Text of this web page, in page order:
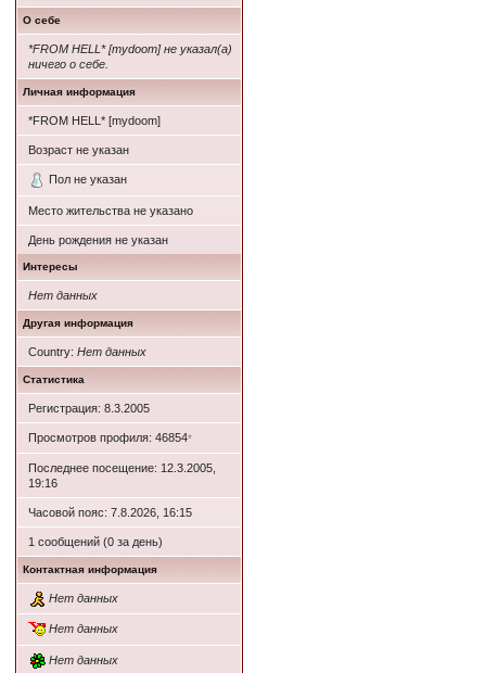
О себе
*FROM HELL* [mydoom] не указал(а)
ничего о себе.
Личная информация
*FROM HELL* [mydoom]
Возраст не указан
Пол не указан
Место жительства не указано
День рождения не указан
Интересы
Нет данных
Другая информация
Country: Нет данных
Статистика
Регистрация: 8.3.2005
Просмотров профиля: 46854*
Последнее посещение: 12.3.2005,
19:16
Часовой пояс: 7.8.2026, 16:15
1 сообщений (0 за день)
Контактная информация
Нет данных
Нет данных
Нет данных